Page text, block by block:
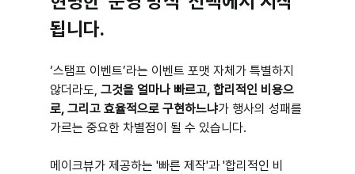
됩니다.
‘스탬프 이벤트’라는 이벤트 포맷 자체가 특별하지
않더라도, 그것을 얼마나 빠르고, 합리적인 비용으
로, 그리고 효율적으로 구현하느냐가 행사의 성패를
가르는 중요한 차별점이 될 수 있습니다.
메이크뷰가 제공하는 '빠른 제작'과 '합리적인 비